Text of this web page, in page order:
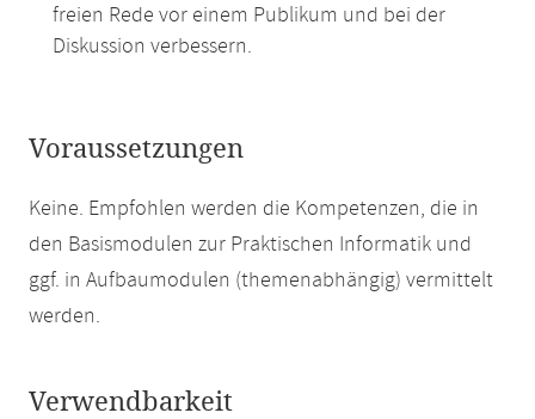
freien Rede vor einem Publikum und bei der
Diskussion verbessern.
Voraussetzungen
Keine. Empfohlen werden die Kompetenzen, die in
den Basismodulen zur Praktischen Informatik und
ggf. in Aufbaumodulen (themenabhängig) vermittelt
werden.
Verwendbarkeit